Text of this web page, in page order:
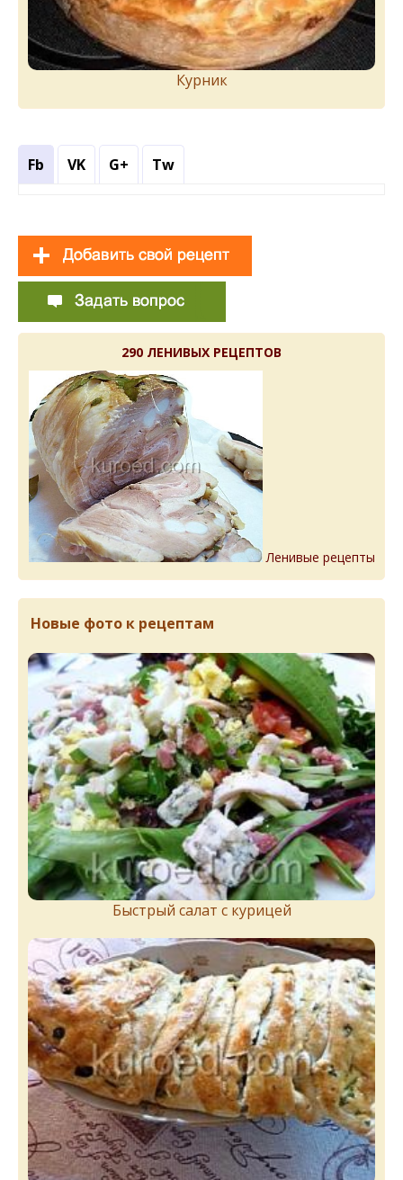
Курник
Fb VK G+ Tw
290 ЛЕНИВЫХ РЕЦЕПТОВ
Ленивые рецепты
Новые фото к рецептам
Быстрый салат с курицей